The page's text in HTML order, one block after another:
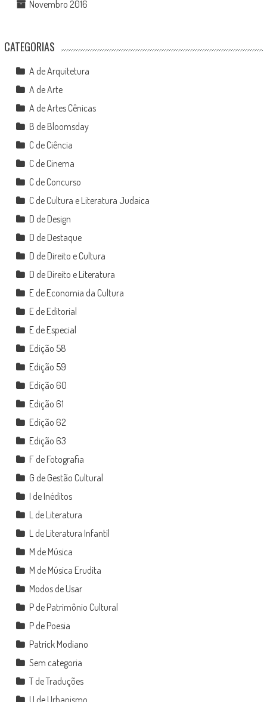
Novembro 2016
CATEGORIAS
A de Arquitetura
A de Arte
A de Artes Cênicas
B de Bloomsday
C de Ciência
C de Cinema
C de Concurso
C de Cultura e Literatura Judaica
D de Design
D de Destaque
D de Direito e Cultura
D de Direito e Literatura
E de Economia da Cultura
E de Editorial
E de Especial
Edição 58
Edição 59
Edição 60
Edição 61
Edição 62
Edição 63
F de Fotografia
G de Gestão Cultural
I de Inéditos
L de Literatura
L de Literatura Infantil
M de Música
M de Música Erudita
Modos de Usar
P de Patrimônio Cultural
P de Poesia
Patrick Modiano
Sem categoria
T de Traduções
U de Urbanismo